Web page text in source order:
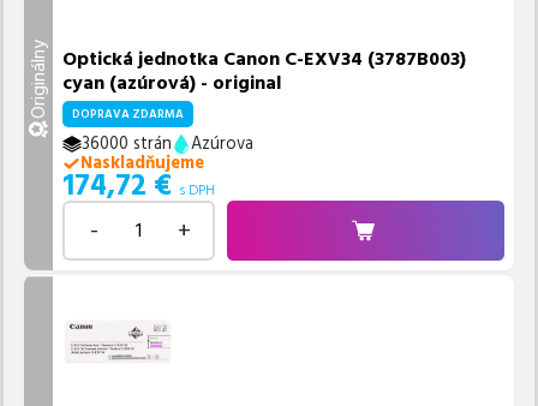
Originálny Optická jednotka Canon C-EXV34 (3787B003)
cyan (azúrová) - original
DOPRAVA ZDARMA
36000 strán
Azúrova
Naskladňujeme
174,72 € s DPH
- +